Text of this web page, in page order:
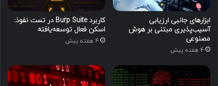
ابزارهای جانبی ارزیابی
آسیب‌پذیری مبتنی بر هوش
مصنوعی
4 هفته پیش
کاربرد Burp Suite در تست نفوذ:
اسکن فعال توسعه‌یافته
4 هفته پیش